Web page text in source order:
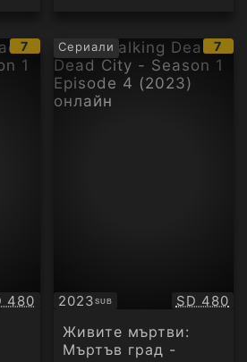
IMDb
рейтинг:
7
480
Сериали 7
2023SUB
Субтитри SD 480
Живите мъртви:
Мъртъв град -